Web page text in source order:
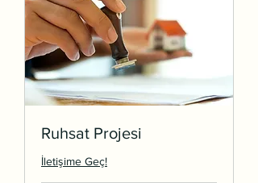
Ruhsat Projesi
İletişime Geç!